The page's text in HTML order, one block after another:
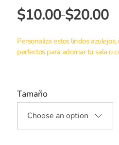
$10.00–$20.00
Personaliza estos lindos
perfectos para adornar tu sala o
Tamaño